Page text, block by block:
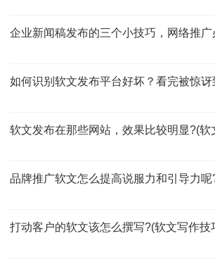
企业新闻稿发布的三个小技巧，网络推广
如何识别软文发布平台好坏？看完被惊讶
软文发布在那些网站，效果比较明显?(软
品牌推广软文怎么提高说服力和引导力呢
打动客户的软文该怎么撰写?(软文写作技